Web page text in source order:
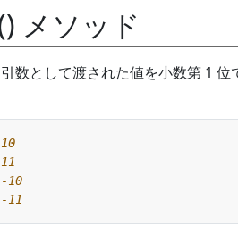
メソッド
数として渡された値を小数第 1 位